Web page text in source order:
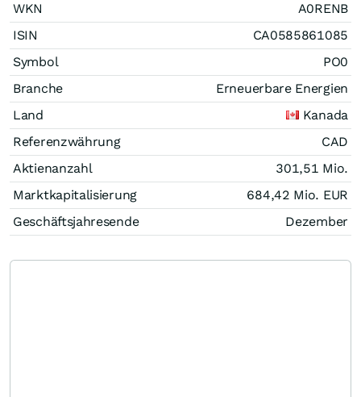
WKN
A0RENB
ISIN
CA0585861085
Symbol
PO0
Branche
Erneuerbare Energien
Land
Kanada
Referenzwährung
CAD
Aktienanzahl
301,51 Mio.
Marktkapitalisierung
684,42 Mio. EUR
Geschäftsjahresende
Dezember